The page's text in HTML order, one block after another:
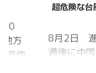
20
方
国地
超危険な
8月2日 進
過後に中